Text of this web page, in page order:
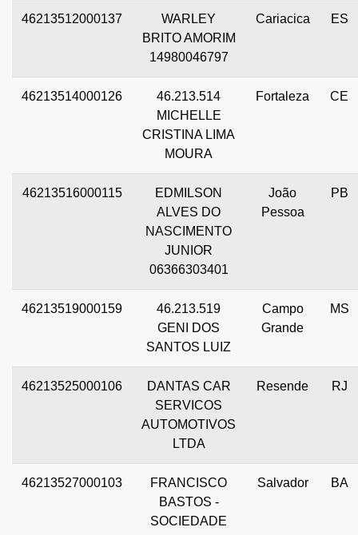
46213512000137
WARLEY
BRITO AMORIM
14980046797
Cariacica ES
46213514000126
46.213.514
MICHELLE
CRISTINA LIMA
MOURA
Fortaleza CE
46213516000115
EDMILSON
ALVES DO
NASCIMENTO
JUNIOR
06366303401
João
Pessoa
PB
46213519000159
46.213.519
GENI DOS
SANTOS LUIZ
Campo
Grande
MS
46213525000106
DANTAS CAR
SERVICOS
AUTOMOTIVOS
LTDA
Resende RJ
46213527000103
FRANCISCO
BASTOS -
SOCIEDADE
Salvador BA